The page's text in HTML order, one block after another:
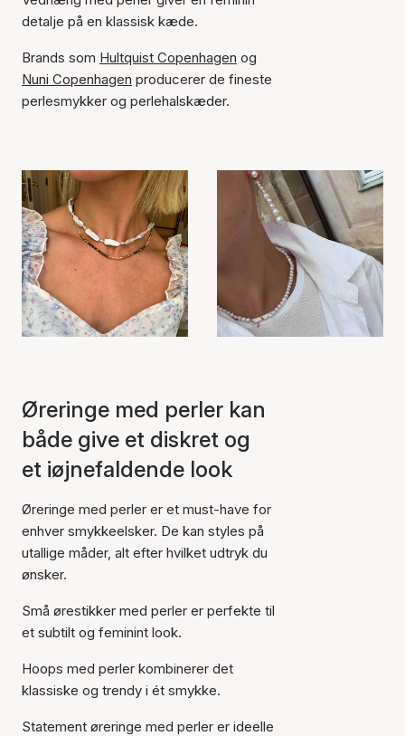
detalje på en klassisk kæde.
Brands som Hultquist Copenhagen og
Nuni Copenhagen producerer de fineste
perlesmykker og perlehalskæder.
Øreringe med perler kan
både give et diskret og
et iøjnefaldende look
Øreringe med perler er et must-have for
enhver smykkeelsker. De kan styles på
utallige måder, alt efter hvilket udtryk du
ønsker.
Små ørestikker med perler er perfekte til
et subtilt og feminint look.
Hoops med perler kombinerer det
klassiske og trendy i ét smykke.
Statement øreringe med perler er ideelle